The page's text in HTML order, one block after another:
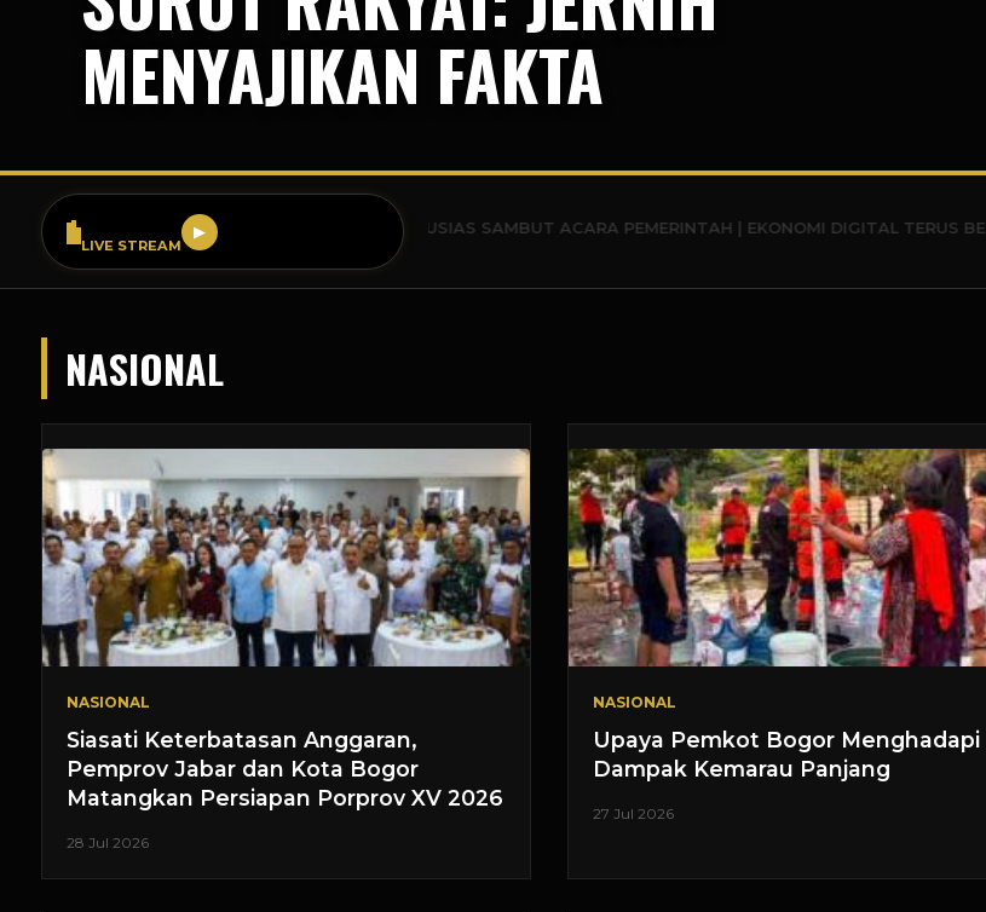
MENYAJIKAN FAKTA
LIVE STREAM
▶
BREAKING NEWS: WARGA BOGOR ANTUSIAS SAMBUT ACARA PEMERINTAH | EKONOMI DIGITAL TERUS BERKEMBANG
NASIONAL
NASIONAL
Siasati Keterbatasan Anggaran,
Pemprov Jabar dan Kota Bogor
Matangkan Persiapan Porprov XV 2026
28 Jul 2026
NASIONAL
Upaya Pemkot Bogor Menghadapi
Dampak Kemarau Panjang
27 Jul 2026